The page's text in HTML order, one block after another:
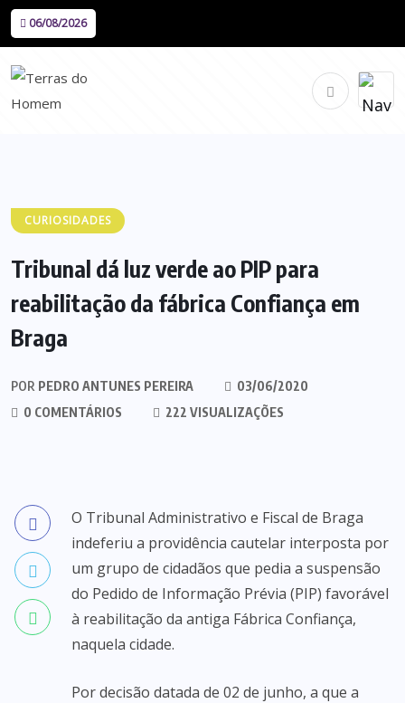
06/08/2026
CURIOSIDADES
Tribunal dá luz verde ao PIP para
reabilitação da fábrica Confiança em
Braga
POR PEDRO ANTUNES PEREIRA
03/06/2020
0 COMENTÁRIOS
222 VISUALIZAÇÕES
O Tribunal Administrativo e Fiscal de Braga
indeferiu a providência cautelar interposta por
um grupo de cidadãos que pedia a suspensão
do Pedido de Informação Prévia (PIP) favorável
à reabilitação da antiga Fábrica Confiança,
naquela cidade.
Por decisão datada de 02 de junho, a que a